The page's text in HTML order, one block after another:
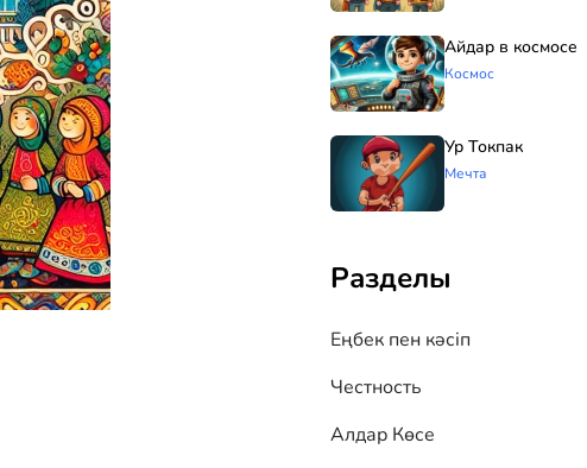
Айдар в космосе
Космос
Ур Токпак
Мечта
Разделы
Eңбек пен кәсіп
Честность
Алдар Көсе